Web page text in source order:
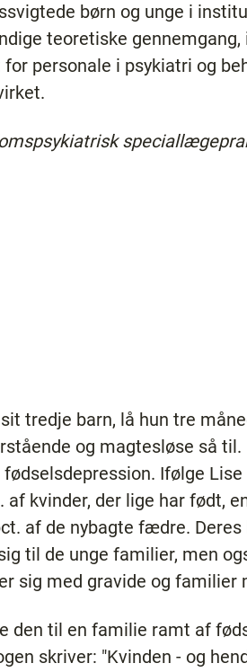
børn og unge i
teoretiske
personale i psykiatri og
tredje barn, lå hun tre
og magtesløse så til.
Ifølge
kvinder, der lige har født,
af de nybagte fædre. Deres
til de unge familier, men
sig med gravide og familier
den til en familie ramt af
skriver: "Kvinden - og